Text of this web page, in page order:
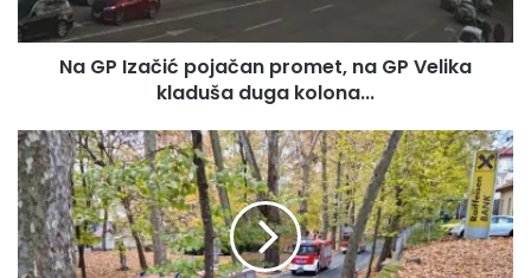
Velika
kladuša
Na GP Izačić pojačan promet, na GP Velika
kladuša duga kolona...
Danas
obilježeno
140.
godina
organiziranog
vatrogastva